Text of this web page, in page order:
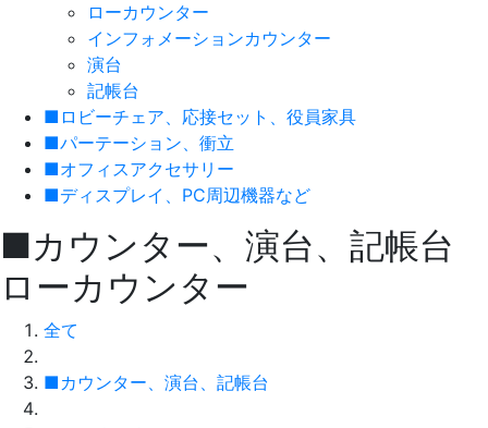
ローカウンター
インフォメーションカウンター
演台
記帳台
■ロビーチェア、応接セット、役員家具
■パーテーション、衝立
■オフィスアクセサリー
■ディスプレイ、PC周辺機器など
■カウンター、演台、記帳台
ローカウンター
全て
■カウンター、演台、記帳台